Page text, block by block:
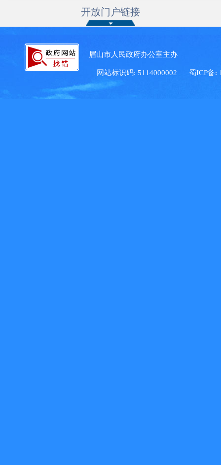
开放门户链接
眉山市人民政府办公室主办 眉
网站标识码: 5114000002 蜀ICP备: